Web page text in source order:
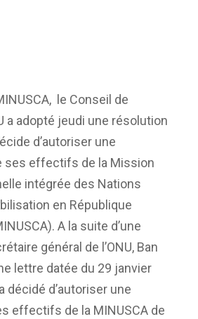
le Conseil de
a adopté jeudi une résolution
d’autoriser une
ses effectifs de la Mission
intégrée des Nations
en République
A la suite d’une
général de l’ONU, Ban
lettre datée du 29 janvier
décidé d’autoriser une
effectifs de la MINUSCA de